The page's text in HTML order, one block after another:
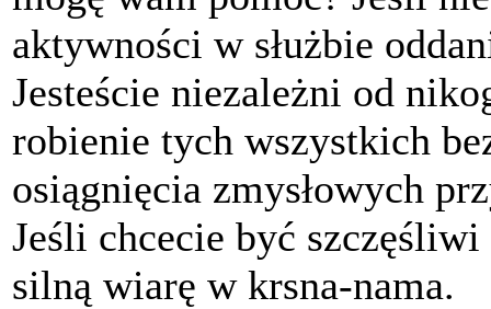
aktywności w służbie
Jesteście niezależni od
robienie tych wszystkich
osiągnięcia zmysłowych
Jeśli chcecie być
silną wiarę w krsna-nama.